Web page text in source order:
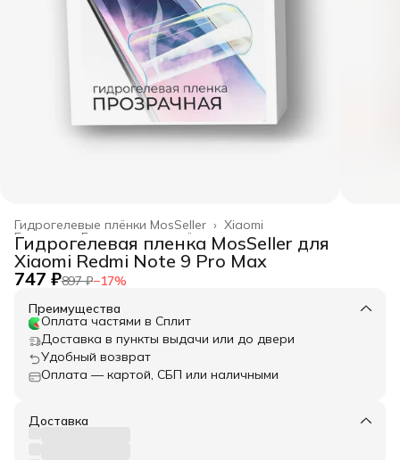
Xiaomi
Гидрогелевые плёнки MosSeller ›
Гидрогелевые плёнки ›
Главная ›
Гидрогелевая пленка MosSeller для
Xiaomi Redmi Note 9 Pro Max
747 ₽897 ₽−17%
Преимущества
Оплата частями в Сплит
Доставка в пункты выдачи или до двери
Удобный возврат
Оплата — картой, СБП или наличными
Доставка